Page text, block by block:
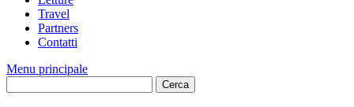
Travel
Partners
Contatti
Menu principale